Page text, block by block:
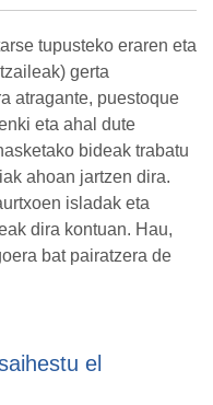
tupusteko eraren eta
gerta
atragante, puestoque
eta ahal dute
bideak trabatu
ahoan jartzen dira.
isladak eta
dira kontuan. Hau,
bat pairatzera de
el